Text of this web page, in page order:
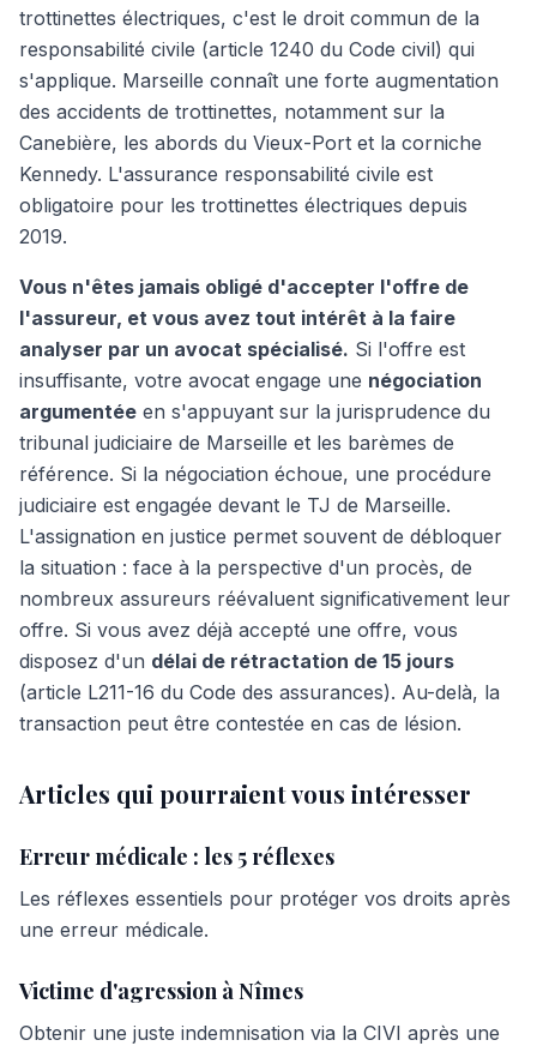
trottinettes électriques, c'est le droit commun de la
responsabilité civile (article 1240 du Code civil) qui
s'applique. Marseille connaît une forte augmentation
des accidents de trottinettes, notamment sur la
Canebière, les abords du Vieux-Port et la corniche
Kennedy. L'assurance responsabilité civile est
obligatoire pour les trottinettes électriques depuis
2019.
Vous n'êtes jamais obligé d'accepter l'offre de
l'assureur, et vous avez tout intérêt à la faire
analyser par un avocat spécialisé. Si l'offre est
insuffisante, votre avocat engage une négociation
argumentée en s'appuyant sur la jurisprudence du
tribunal judiciaire de Marseille et les barèmes de
référence. Si la négociation échoue, une procédure
judiciaire est engagée devant le TJ de Marseille.
L'assignation en justice permet souvent de débloquer
la situation : face à la perspective d'un procès, de
nombreux assureurs réévaluent significativement leur
offre. Si vous avez déjà accepté une offre, vous
disposez d'un délai de rétractation de 15 jours
(article L211-16 du Code des assurances). Au-delà, la
transaction peut être contestée en cas de lésion.
Articles qui pourraient vous intéresser
Erreur médicale : les 5 réflexes
Les réflexes essentiels pour protéger vos droits après
une erreur médicale.
Victime d'agression à Nîmes
Obtenir une juste indemnisation via la CIVI après une